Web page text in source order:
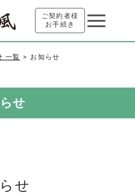
ご契約者様
お手続き
一覧 お知らせ
せ
せ